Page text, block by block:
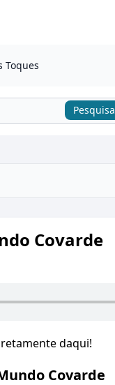
Toques
Covarde
daqui!
Covarde